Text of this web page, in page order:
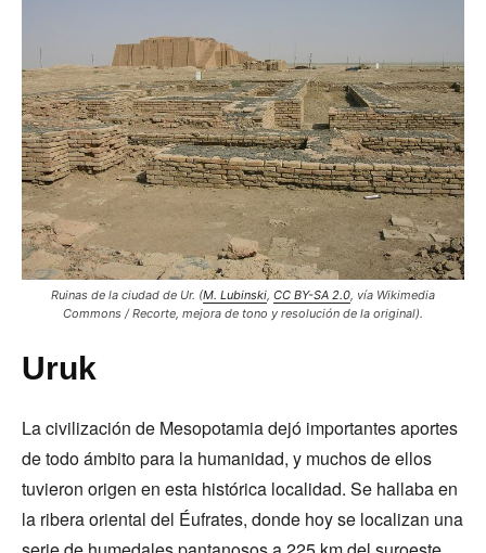
Ruinas de la ciudad de Ur. (M. Lubinski, CC BY-SA 2.0, vía Wikimedia
Commons / Recorte, mejora de tono y resolución de la original).
Uruk
La civilización de Mesopotamia dejó importantes aportes
de todo ámbito para la humanidad, y muchos de ellos
tuvieron origen en esta histórica localidad. Se hallaba en
la ribera oriental del Éufrates, donde hoy se localizan una